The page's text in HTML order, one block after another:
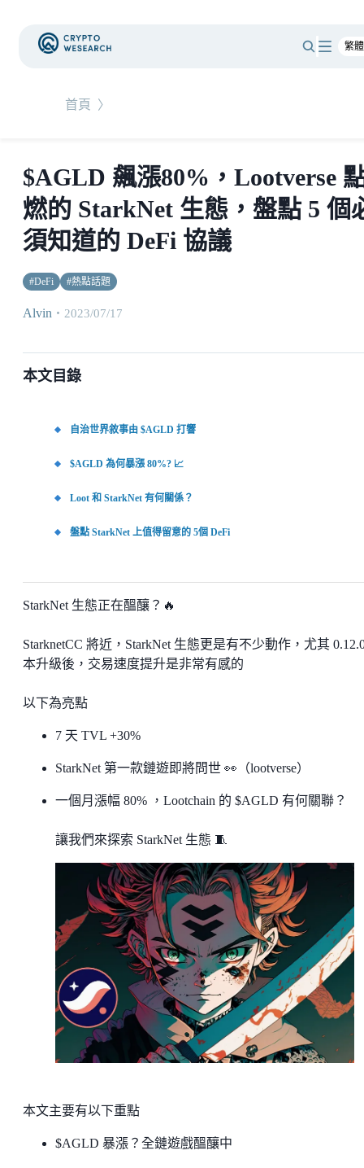
首頁 〉
$AGLD 飆漲80%，Lootverse
燃的 StarkNet 生態，盤點 5 個
須知道的 DeFi 協議
#DeFi #熱點話題
Alvin ・ 2023/07/17
本文目錄
自治世界敘事由 $AGLD 打響
$AGLD 為何暴漲 80%? 📈
Loot 和 StarkNet 有何關係？
盤點 StarkNet 上值得留意的 5個 DeFi
StarkNet 生態正在醞釀？🔥
StarknetCC 將近，StarkNet 生態更是有不少動作，尤其
本升級後，交易速度提升是非常有感的
以下為亮點
7 天 TVL +30%
StarkNet 第一款鏈遊即將問世 👀（lootverse）
一個月漲幅 80% ，Lootchain 的 $AGLD 有何關聯？
讓我們來探索 StarkNet 生態 🧵
本文主要有以下重點
$AGLD 暴漲？全鏈遊戲醞釀中